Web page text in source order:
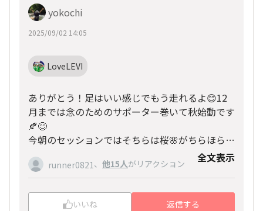
yokochi
2025/09/02 14:05
LoveLEVI
ありがとう！足はいい感じでもう走れるよ😊12
月までは念のためのサポーター巻いて秋始動です
🍂😊
今朝のセッションではそちらは桜🌸がちらほらっ
て言ってたね🥰
さすが！川内選手にLRポーズをさせてしまうナ
イス😆👍
シドニー楽しそうで何よりでした😍✨
runner0821 、 他15人がリアクション 全文表示
いいね 返信する